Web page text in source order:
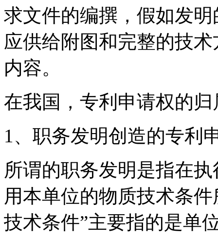
求文件的编撰，假如发
应供给附图和完整的技
内容。
在我国，专利申请权的
1、职务发明创造的专利
所谓的职务发明是指在
用本单位的物质技术条
技术条件”主要指的是单